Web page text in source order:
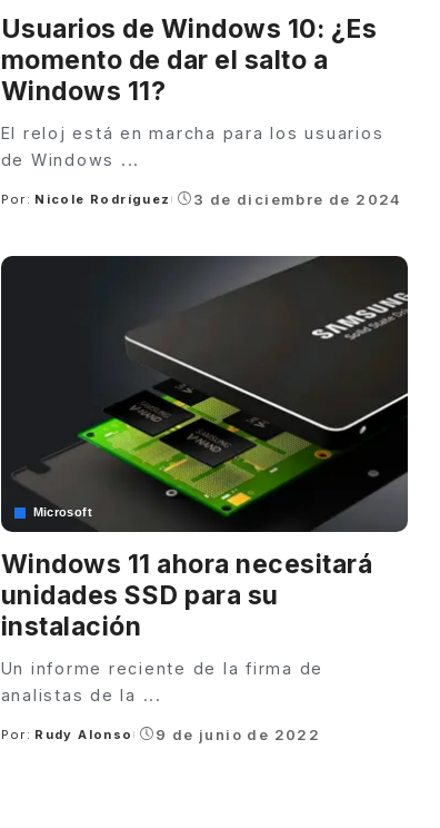
Usuarios de Windows 10: ¿Es
momento de dar el salto a
Windows 11?
El reloj está en marcha para los usuarios
de Windows ...
Posted
Por: Nicole Rodríguez 3 de diciembre de 2024
Microsoft
Windows 11 ahora necesitará
unidades SSD para su
instalación
Un informe reciente de la firma de
analistas de la ...
Posted
Por: Rudy Alonso 9 de junio de 2022